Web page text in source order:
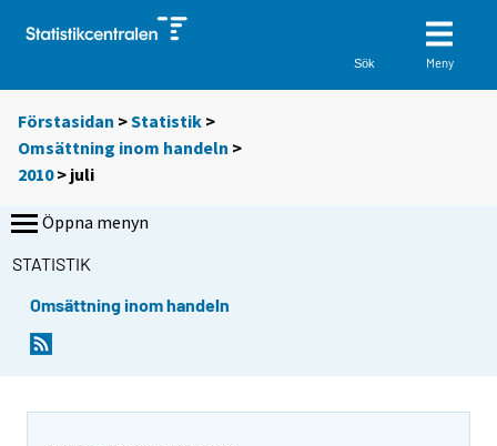
Sök Meny
Förstasidan >Statistik >
Omsättning inom handeln >
2010> juli
Öppna menyn
STATISTIK
Omsättning inom handeln